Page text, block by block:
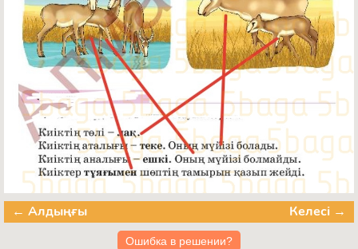
← Алдыңғы Келесі →
Ошибка в решении?